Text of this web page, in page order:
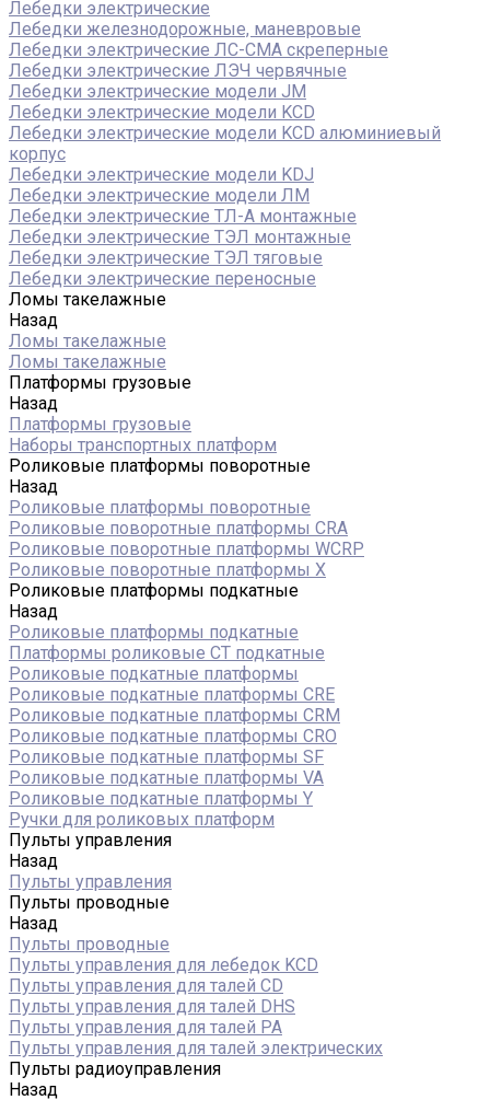
Лебедки электрические
Лебедки железнодорожные, маневровые
Лебедки электрические ЛС-СМА скреперные
Лебедки электрические ЛЭЧ червячные
Лебедки электрические модели JM
Лебедки электрические модели KCD
Лебедки электрические модели KCD алюминиевый
корпус
Лебедки электрические модели KDJ
Лебедки электрические модели ЛМ
Лебедки электрические ТЛ-А монтажные
Лебедки электрические ТЭЛ монтажные
Лебедки электрические ТЭЛ тяговые
Лебедки электрические переносные
Ломы такелажные
Назад
Ломы такелажные
Ломы такелажные
Платформы грузовые
Назад
Платформы грузовые
Наборы транспортных платформ
Роликовые платформы поворотные
Назад
Роликовые платформы поворотные
Роликовые поворотные платформы CRA
Роликовые поворотные платформы WCRP
Роликовые поворотные платформы X
Роликовые платформы подкатные
Назад
Роликовые платформы подкатные
Платформы роликовые СТ подкатные
Роликовые подкатные платформы
Роликовые подкатные платформы CRE
Роликовые подкатные платформы CRM
Роликовые подкатные платформы CRO
Роликовые подкатные платформы SF
Роликовые подкатные платформы VA
Роликовые подкатные платформы Y
Ручки для роликовых платформ
Пульты управления
Назад
Пульты управления
Пульты проводные
Назад
Пульты проводные
Пульты управления для лебедок KCD
Пульты управления для талей CD
Пульты управления для талей DHS
Пульты управления для талей РА
Пульты управления для талей электрических
Пульты радиоуправления
Назад